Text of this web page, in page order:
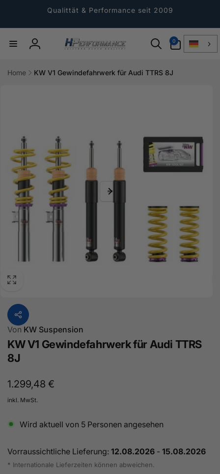
Qualittät & Performance seit 2009
Einloggen
0
Artikel
Home KW V1 Gewindefahrwerk für Audi TTRS 8J
Von KW Suspension
KW V1 Gewindefahrwerk für Audi TTRS
8J
Normaler
Preis
1.299,48 €
inkl. MwSt.
Wird aktuell von 5 Personen angesehen
Vorraussichtliche Lieferung: 12.08.2026 - 15.08.2026
* Internationale Lieferzeiten können abweichen.